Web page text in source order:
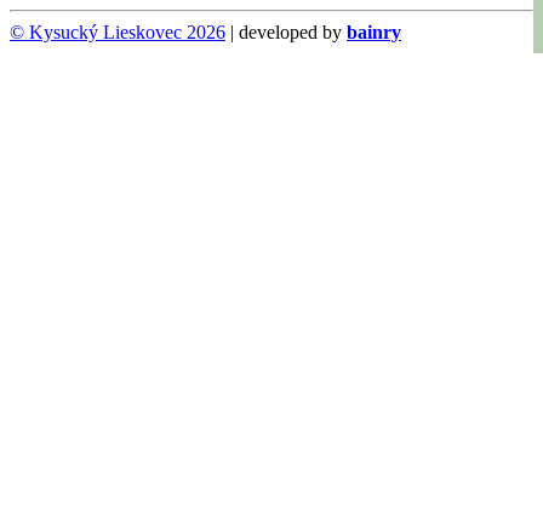
© Kysucký Lieskovec 2026 | developed by bainry